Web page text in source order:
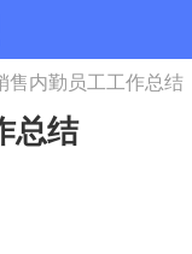
售内勤员工工作总结
总结